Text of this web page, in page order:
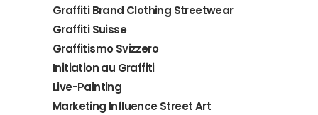
Graffiti Brand Clothing Streetwear
Graffiti Suisse
Graffitismo Svizzero
Initiation au Graffiti
Live-Painting
Marketing Influence Street Art